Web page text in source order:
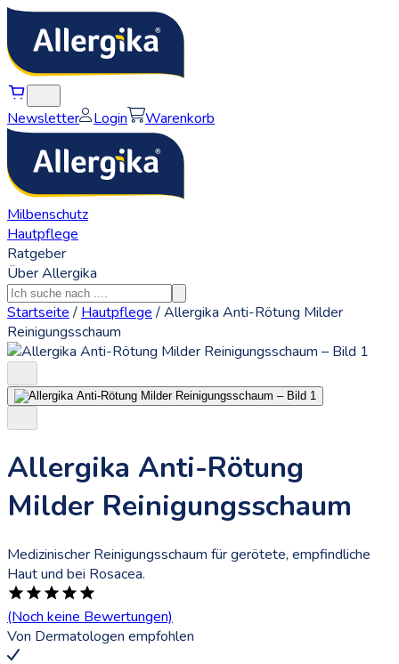
Newsletter Login Warenkorb
Milbenschutz
Hautpflege
Ratgeber
Über Allergika
Startseite/ Hautpflege/Allergika Anti-Rötung Milder
Reinigungsschaum
Allergika Anti-Rötung
Milder Reinigungsschaum
Medizinischer Reinigungsschaum für gerötete, empfindliche
Haut und bei Rosacea.
(Noch keine Bewertungen)
Von Dermatologen empfohlen